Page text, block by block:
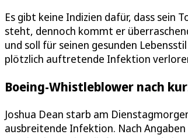
Es gibt keine Indizien dafür, dass
steht, dennoch kommt er
und soll für seinen gesunden
plötzlich auftretende Infektion
Boeing-Whistleblower nach
Joshua Dean starb am
ausbreitende Infektion. Nach